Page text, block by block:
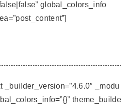
global_colors_info
_builder_version=”4.6.0″ _modu
theme_builde